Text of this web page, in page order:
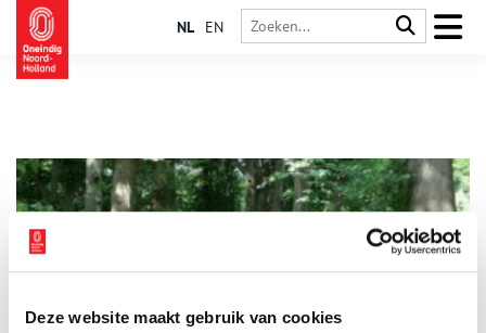
Deze website maakt gebruik van cookies
NL EN